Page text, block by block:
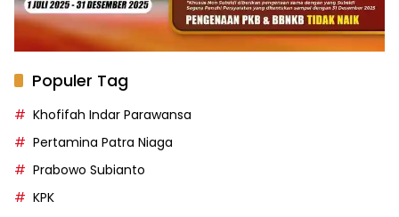
Populer Tag
Khofifah Indar Parawansa
Pertamina Patra Niaga
Prabowo Subianto
KPK